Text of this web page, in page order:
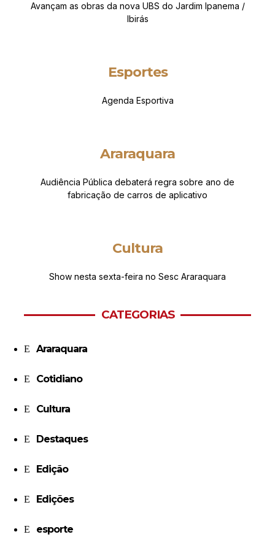
Avançam as obras da nova UBS do Jardim Ipanema /
Ibirás
Esportes
Agenda Esportiva
Araraquara
Audiência Pública debaterá regra sobre ano de
fabricação de carros de aplicativo
Cultura
Show nesta sexta-feira no Sesc Araraquara
CATEGORIAS
Araraquara
Cotidiano
Cultura
Destaques
Edição
Edições
esporte